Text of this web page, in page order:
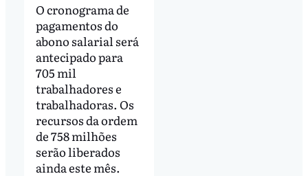
O cronograma de
pagamentos do
abono salarial será
antecipado para
705 mil
trabalhadores e
trabalhadoras. Os
recursos da ordem
de 758 milhões
serão liberados
ainda este mês.